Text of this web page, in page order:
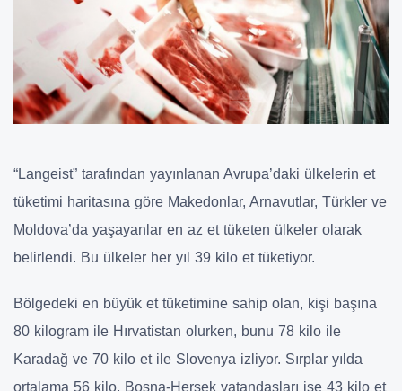
“Langeist” tarafından yayınlanan Avrupa’daki ülkelerin et
tüketimi haritasına göre Makedonlar, Arnavutlar, Türkler ve
Moldova’da yaşayanlar en az et tüketen ülkeler olarak
belirlendi. Bu ülkeler her yıl 39 kilo et tüketiyor.
Bölgedeki en büyük et tüketimine sahip olan, kişi başına
80 kilogram ile Hırvatistan olurken, bunu 78 kilo ile
Karadağ ve 70 kilo et ile Slovenya izliyor. Sırplar yılda
ortalama 56 kilo, Bosna-Hersek vatandaşları ise 43 kilo et